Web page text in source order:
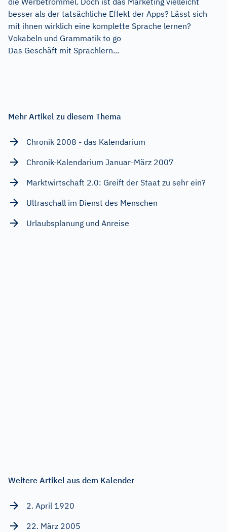
besser als der tatsächliche Effekt der Apps? Lässt sich
mit ihnen wirklich eine komplette Sprache lernen?
Vokabeln und Grammatik to go
Das Geschäft mit Sprachlern...
Mehr Artikel zu diesem Thema
Chronik 2008 - das Kalendarium
Chronik-Kalendarium Januar-März 2007
Marktwirtschaft 2.0: Greift der Staat zu sehr ein?
Ultraschall im Dienst des Menschen
Urlaubsplanung und Anreise
Weitere Artikel aus dem Kalender
2. April 1920
22. März 2005